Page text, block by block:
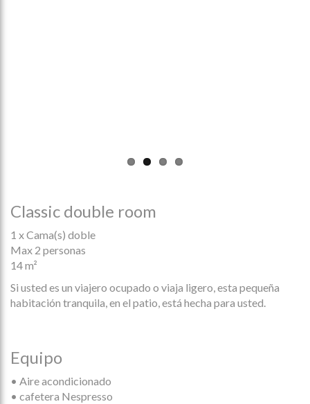
Classic double room
1 x Cama(s) doble
Max 2 personas
14 m²
Si usted es un viajero ocupado o viaja ligero, esta pequeña
habitación tranquila, en el patio, está hecha para usted.
Equipo
• Aire acondicionado
• cafetera Nespresso